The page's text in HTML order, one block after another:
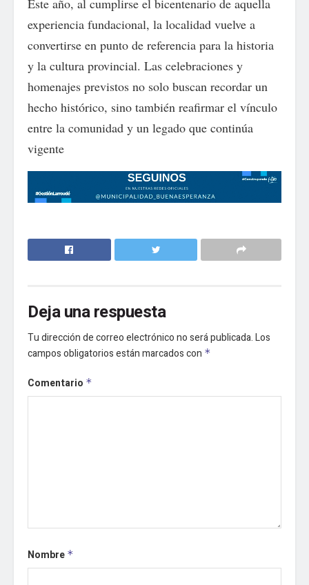
Este año, al cumplirse el bicentenario de aquella
experiencia fundacional, la localidad vuelve a
convertirse en punto de referencia para la historia
y la cultura provincial. Las celebraciones y
homenajes previstos no solo buscan recordar un
hecho histórico, sino también reafirmar el vínculo
entre la comunidad y un legado que continúa
vigente
Deja una respuesta
Tu dirección de correo electrónico no será publicada.Los
campos obligatorios están marcados con *
Comentario *
Nombre *